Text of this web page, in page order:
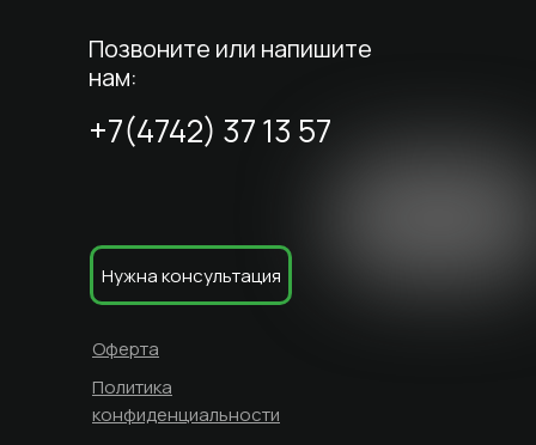
Технолайн-Л на карте Липецка — Яндекс Карты
Позвоните или напишите
нам:
+7(4742) 37 13 57
Политика
конфиденциальности
Оферта
Нужна консультация